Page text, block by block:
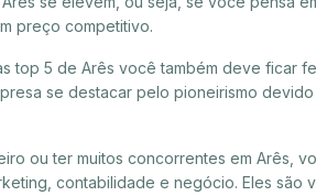
preço competitivo.
top 5 de Arês você também deve ficar
se destacar pelo pioneirismo
ou ter muitos concorrentes em Arês,
contabilidade e negócio. Eles são